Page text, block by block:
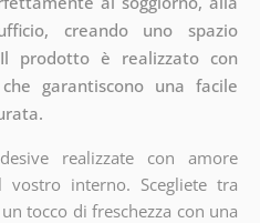
creando uno spazio
prodotto è realizzato con
garantiscono una facile
realizzate con amore
vostro interno. Scegliete tra
tocco di freschezza con una